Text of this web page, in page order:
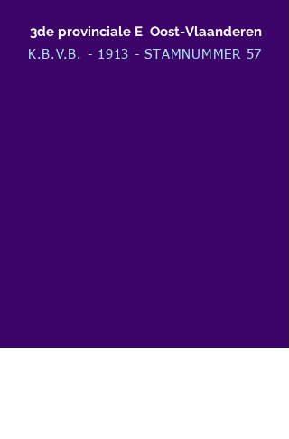
3de provinciale E Oost-Vlaanderen
K.B.V.B. - 1913 - STAMNUMMER 57